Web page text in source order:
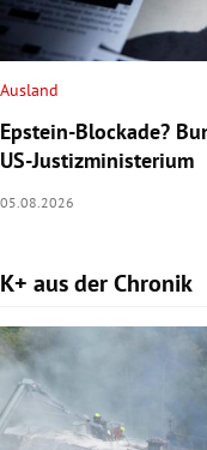
Ausland
Epstein-Blockade?
US-Justizministerium
05.08.2026
K+ aus der Chronik
Slide 1 von 9